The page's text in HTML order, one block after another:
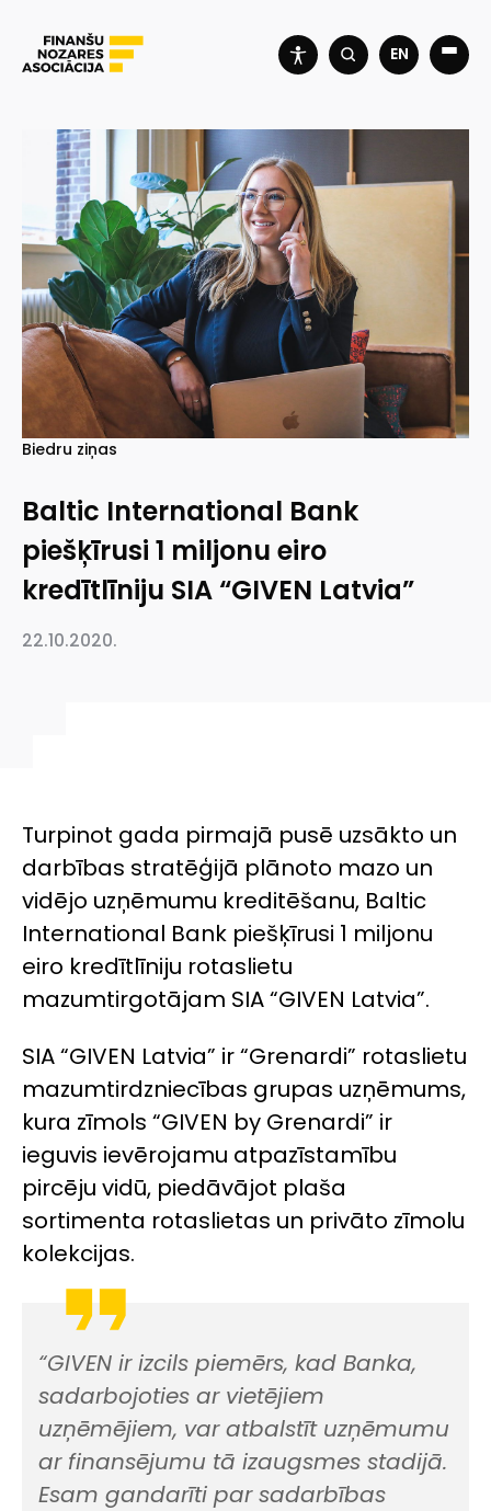
EN
Biedru ziņas
Baltic International Bank
piešķīrusi 1 miljonu eiro
kredītlīniju SIA “GIVEN Latvia”
22.10.2020.
Turpinot gada pirmajā pusē uzsākto un
darbības stratēģijā plānoto mazo un
vidējo uzņēmumu kreditēšanu, Baltic
International Bank piešķīrusi 1 miljonu
eiro kredītlīniju rotaslietu
mazumtirgotājam SIA “GIVEN Latvia”.
SIA “GIVEN Latvia” ir “Grenardi” rotaslietu
mazumtirdzniecības grupas uzņēmums,
kura zīmols “GIVEN by Grenardi” ir
ieguvis ievērojamu atpazīstamību
pircēju vidū, piedāvājot plaša
sortimenta rotaslietas un privāto zīmolu
kolekcijas.
“GIVEN ir izcils piemērs, kad Banka,
sadarbojoties ar vietējiem
uzņēmējiem, var atbalstīt uzņēmumu
ar finansējumu tā izaugsmes stadijā.
Esam gandarīti par sadarbības